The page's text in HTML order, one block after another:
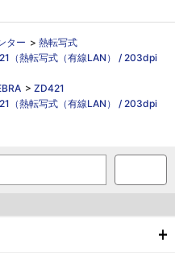
ター > 熱転写式
（熱転写式（有線LAN） / 203dpi
> ZD421
（熱転写式（有線LAN） / 203dpi